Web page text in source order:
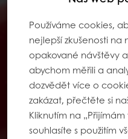
Používáme cookies,
nejlepší zkušenosti na
opakované návštěvy
abychom měřili a
dozvědět více o
zakázat, přečtěte si
Kliknutím na
souhlasíte s použitím